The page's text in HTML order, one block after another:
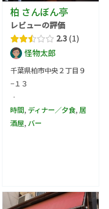
柏 さんぼん亭
レビューの評価
2.3 1
怪物太郎
千葉県柏市中央２丁目９
−１３
·
時間, ディナー／夕食, 居
酒屋, バー